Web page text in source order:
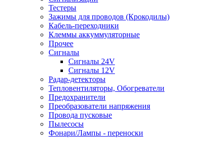
Тестеры
Зажимы для проводов (Крокодилы)
Кабель-переходники
Клеммы аккуммуляторные
Прочее
Сигналы
Сигналы 24V
Сигналы 12V
Радар-детекторы
Тепловентиляторы, Обогреватели
Предохранители
Преобразователи напряжения
Провода пусковые
Пылесосы
Фонари/Лампы - переноски